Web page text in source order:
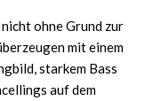
ohne Grund zur
mit einem
starkem Bass
auf dem